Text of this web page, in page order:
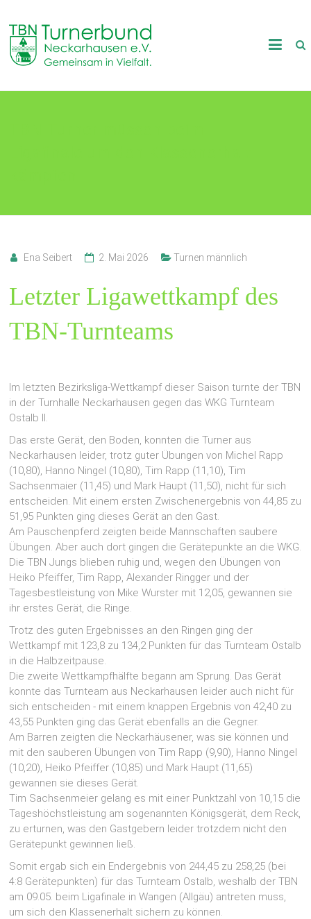
content
TB
Neckarhausen
Ena Seibert 2. Mai 2026 Turnen männlich
Letzter Ligawettkampf des
TBN-Turnteams
Im letzten Bezirksliga-Wettkampf dieser Saison turnte der TBN
in der Turnhalle Neckarhausen gegen das WKG Turnteam
Ostalb II.
Das erste Gerät, den Boden, konnten die Turner aus
Neckarhausen leider, trotz guter Übungen von Michel Rapp
(10,80), Hanno Ningel (10,80), Tim Rapp (11,10), Tim
Sachsenmaier (11,45) und Mark Haupt (11,50), nicht für sich
entscheiden. Mit einem ersten Zwischenergebnis von 44,85 zu
51,95 Punkten ging dieses Gerät an den Gast.
Am Pauschenpferd zeigten beide Mannschaften saubere
Übungen. Aber auch dort gingen die Gerätepunkte an die WKG.
Die TBN Jungs blieben ruhig und, wegen den Übungen von
Heiko Pfeiffer, Tim Rapp, Alexander Ringger und der
Tagesbestleistung von Mike Wurster mit 12,05, gewannen sie
ihr erstes Gerät, die Ringe.
Trotz des guten Ergebnisses an den Ringen ging der
Wettkampf mit 123,8 zu 134,2 Punkten für das Turnteam Ostalb
in die Halbzeitpause.
Die zweite Wettkampfhälfte begann am Sprung. Das Gerät
konnte das Turnteam aus Neckarhausen leider auch nicht für
sich entscheiden - mit einem knappen Ergebnis von 42,40 zu
43,55 Punkten ging das Gerät ebenfalls an die Gegner.
Am Barren zeigten die Neckarhäusener, was sie können und
mit den sauberen Übungen von Tim Rapp (9,90), Hanno Ningel
(10,20), Heiko Pfeiffer (10,85) und Mark Haupt (11,65)
gewannen sie dieses Gerät.
Tim Sachsenmeier gelang es mit einer Punktzahl von 10,15 die
Tageshöchstleistung am sogenannten Königsgerät, dem Reck,
zu erturnen, was den Gastgebern leider trotzdem nicht den
Gerätepunkt gewinnen ließ.
Somit ergab sich ein Endergebnis von 244,45 zu 258,25 (bei
4:8 Gerätepunkten) für das Turnteam Ostalb, weshalb der TBN
am 09.05. beim Ligafinale in Wangen (Allgäu) antreten muss,
um sich den Klassenerhalt sichern zu können.